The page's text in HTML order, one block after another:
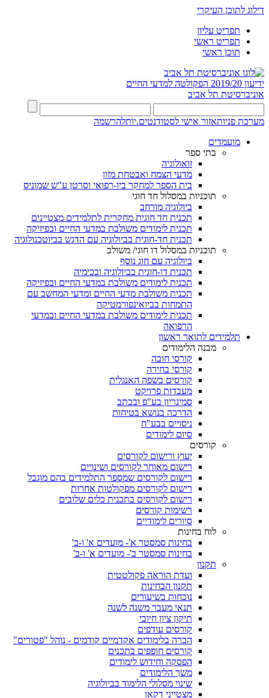
דילוג לתוכן העיקרי
תפריט עליון
תפריט ראשי
תוכן ראשי
ידיעון 2019/20
הפקולטה למדעי החיים
אוניברסיטת תל אביב
מערכת פניותאזור אישי לסטודנטים.יותלהרשמה
מועמדים
בתי ספר
זואולוגיה
מדעי הצמח ואבטחת מזון
בית הספר למחקר ביו-רפואי וסרטן ע"ש שמוניס
תוכניות במסלול חד חוגי
ביולוגיה מורחב
תכנית חד חוגית מחקרית לתלמידים מצטיינים
תכנית לימודים משולבת במדעי החיים ובפיזיקה
תכנית חד-חוגית בביולוגיה עם הדגש בביוטכנולוגיה
תוכניות במסלול דו חוגי/ משולב
ביולוגיה עם חוג נוסף
תכנית דו-חוגית בביולוגיה ובכימיה
תכנית לימודים משולבת במדעי החיים ובפיזיקה
תכנית משולבת מדעי החיים ומדעי המחשב עם
התמחות בביואינפורמטיקה
תכנית לימודים משולבת במדעי החיים ובמדעי
הרפואה
תלמידים לתואר ראשון
מבנה הלימודים
קורסי חובה
קורסי בחירה
קורסים בשפה האנגלית
מעבדות פרויקט
סמינריון בע"פ ובכתב
הדרכה בנושא בטיחות
ניסויים בבע"ח
סיום לימודים
קורסים
יעוץ ורישום לקורסים
רישום מאוחר לקורסים ושינויים
רישום לקורסים שמספר התלמידים בהם מוגבל
רישום לקורסים מפקולטות אחרות
רישום לקורסים בתכנית כלים שלובים
רשימות קורסים
סיורים לימודיים
לוח בחינות
בחינות סמסטר א'- מועדים א' ו-ב'
בחינות סמסטר ב'- מועדים א' ו-ב'
תקנון
ועדת הוראה פקולטטית
תקנון הבחינות
נוכחות בשיעורים
תנאי מעבר משנה לשנה
תיקון ציון חיובי
קורסים עודפים
הכרה בלימודים אקדמיים קודמים - נוהל "פטורים"
קורסים חופפים בתכנים
הפסקה וחידוש לימודים
משך הלימודים
שינוי מסלולי הלימוד בביולוגיה
מצטייני דקאן